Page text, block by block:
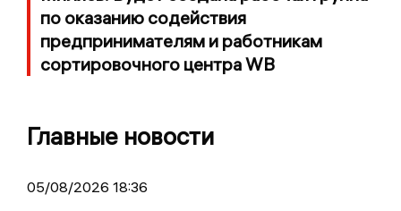
по оказанию содействия
предпринимателям и работникам
сортировочного центра WB
Главные новости
05/08/2026 18:36